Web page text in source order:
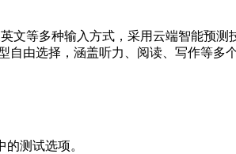
文等多种输入方式，采用云端智能预
由选择，涵盖听力、阅读、写作等多
测试选项。